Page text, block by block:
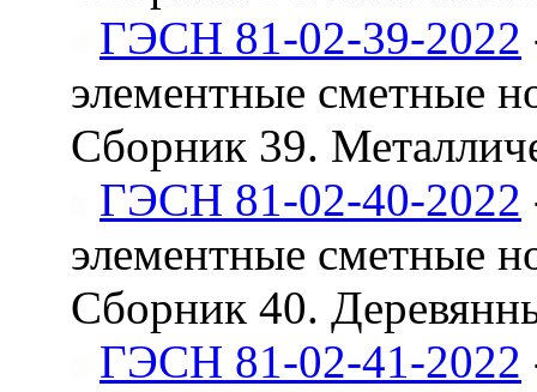
ГЭСН 81-02-39-2022
элементные сметные
Сборник 39.
ГЭСН 81-02-40-2022
элементные сметные
Сборник 40.
ГЭСН 81-02-41-2022